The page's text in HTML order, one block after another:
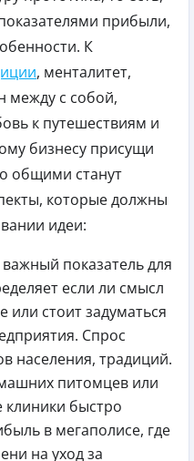
прибыли,
К
, менталитет,
между с собой,
к путешествиям и
бизнесу присущи
общими станут
которые должны
идеи:
показатель для
если ли смысл
стоит задуматься
Спрос
населения, традиций.
питомцев или
клиники быстро
в мегаполисе, где
на уход за